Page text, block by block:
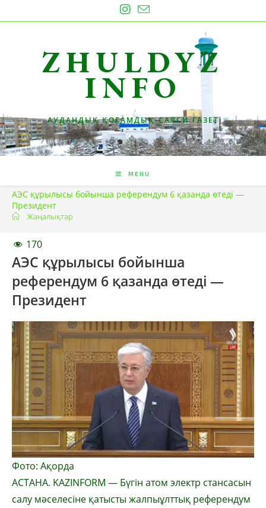
to
ZHULDYZ
INFO
АУДАНДЫҚ ҚОҒАМДЫҚ-САЯСИ ГАЗЕТ
MENU
АЭС құрылысы бойынша референдум 6 қазанда өтеді —
Президент
Жаңалықтар
170
АЭС құрылысы бойынша
референдум 6 қазанда өтеді —
Президент
Фото: Ақорда
АСТАНА. KAZINFORM — Бүгін атом электр стансасын
салу мәселесіне қатысты жалпыұлттық референдум